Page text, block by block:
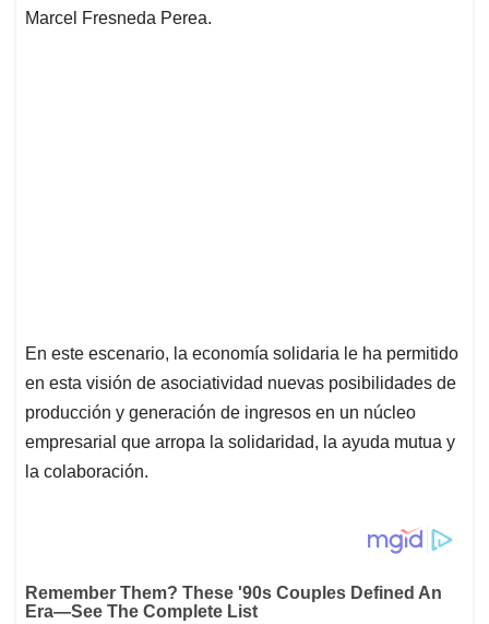
Marcel Fresneda Perea.
En este escenario, la economía solidaria le ha permitido
en esta visión de asociatividad nuevas posibilidades de
producción y generación de ingresos en un núcleo
empresarial que arropa la solidaridad, la ayuda mutua y
la colaboración.